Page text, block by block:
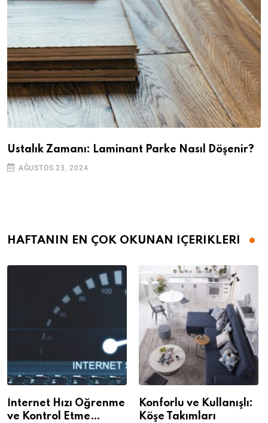
Ustalık Zamanı: Laminant Parke Nasıl Döşenir?
AĞUSTOS 23, 2024
HAFTANIN EN ÇOK OKUNAN İÇERİKLERİ
İnternet Hızı Öğrenme
ve Kontrol Etme
Konforlu ve Kullanışlı:
Köşe Takımları